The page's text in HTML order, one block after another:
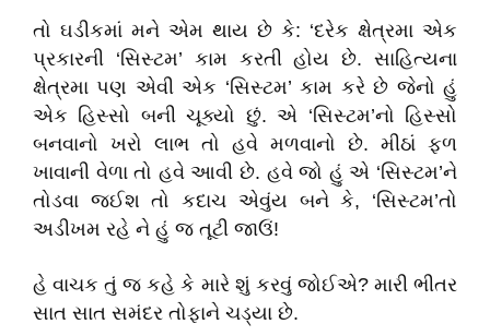
તો ઘડીકમાં મને એમ થાય છે કે: ‘દરેક ક્ષેત્રમા એક
પ્રકારની ‘સિસ્ટમ’ કામ કરતી હોય છે. સાહિત્યના
ક્ષેત્રમા પણ એવી એક ‘સિસ્ટમ’ કામ કરે છે જેનો હું
એક હિસ્સો બની ચૂક્યો છું. એ ‘સિસ્ટમ’નો હિસ્સો
બનવાનો ખરો લાભ તો હવે મળવાનો છે. મીઠાં ફળ
ખાવાની વેળા તો હવે આવી છે. હવે જો હું એ ‘સિસ્ટમ’ને
તોડવા જઈશ તો કદાચ એવુંય બને કે, ‘સિસ્ટમ’તો
અડીખમ રહે ને હું જ તૂટી જાઉં!
હે વાચક તું જ કહે કે મારે શું કરવું જોઈએ? મારી ભીતર
સાત સાત સમંદર તોફાને ચડ્યા છે.